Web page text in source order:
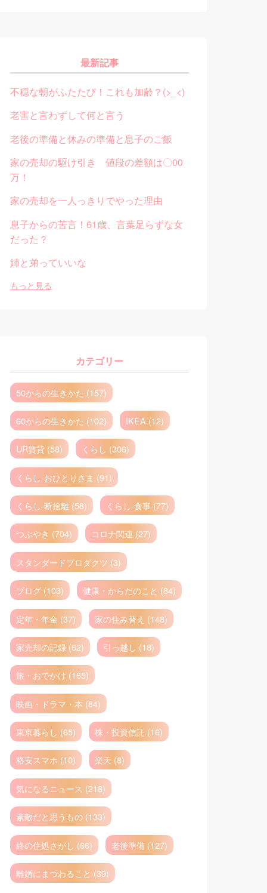
最新記事
不穏な朝がふたたび！これも加齢？(>_<)
老害と言わずして何と言う
老後の準備と休みの準備と息子のご飯
家の売却の駆け引き 値段の差額は〇00
万！
家の売却を一人っきりでやった理由
息子からの苦言！61歳、言葉足らずな女
だった？
姉と弟っていいな
もっと見る
カテゴリー
50からの生きかた (157)
60からの生きかた (102) IKEA (12)
UR賃貸 (58) くらし (306)
くらし-おひとりさま (91)
くらし-断捨離 (58) くらし-食事 (77)
つぶやき (704) コロナ関連 (27)
スタンダードプロダクツ (3)
ブログ (103) 健康・からだのこと (84)
定年・年金 (37) 家の住み替え (148)
家売却の記録 (62) 引っ越し (18)
旅・おでかけ (165)
映画・ドラマ・本 (84)
東京暮らし (65) 株・投資信託 (16)
格安スマホ (10) 楽天 (8)
気になるニュース (218)
素敵だと思うもの (133)
終の住処さがし (66) 老後準備 (127)
離婚にまつわること (39)